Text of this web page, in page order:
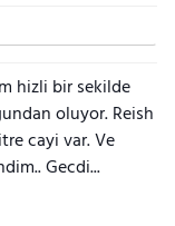
hizli bir sekilde
oluyor. Reish
cayi var. Ve
Gecdi...